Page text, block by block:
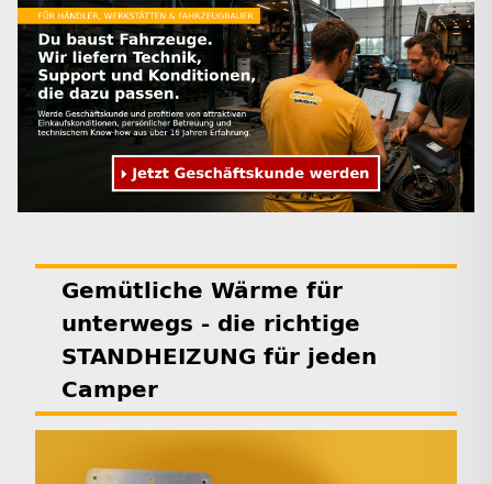
Gemütliche Wärme für
unterwegs - die richtige
STANDHEIZUNG für jeden
Camper